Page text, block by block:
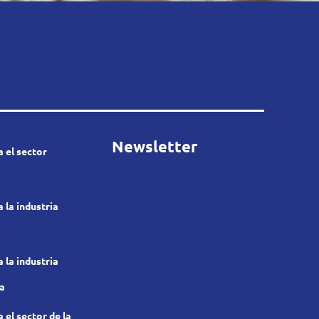
el sector
la industria
la industria
el sector de la
Newsletter